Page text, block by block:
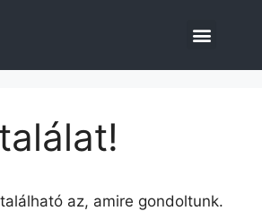
az, amire gondoltunk.